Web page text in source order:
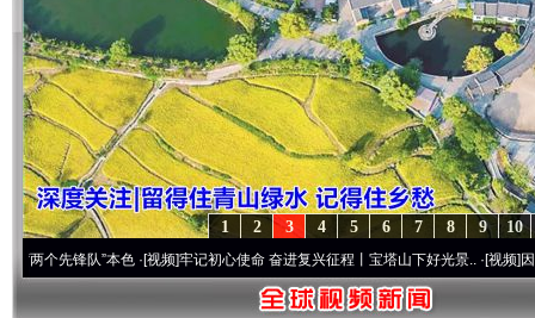
10
9
8
7
6
5
4
3
2
1
队”本色·[视频]牢记初心使命 奋进复兴征程丨宝塔山下好光景..·[视频]因党而生 为